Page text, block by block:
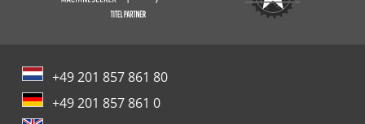
+49 201 857 861 80
+49 201 857 861 0